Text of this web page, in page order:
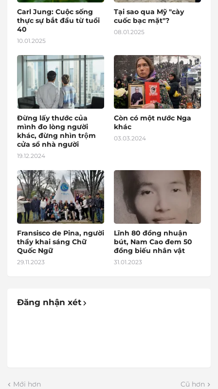
Carl Jung: Cuộc sống
thực sự bắt đầu từ tuổi
40
10.01.2025
Tại sao qua Mỹ "cày
cuốc bạc mặt"?
08.01.2025
Đừng lấy thước của
mình đo lòng người
khác, đừng nhìn trộm
cửa sổ nhà người
19.12.2024
Còn có một nước Nga
khác
03.03.2024
Fransisco de Pina, người
thầy khai sáng Chữ
Quốc Ngữ
29.11.2023
Lĩnh 80 đồng nhuận
bút, Nam Cao đem 50
đồng biếu nhân vật
31.01.2023
Đăng nhận xét
Mới hơn Cũ hơn